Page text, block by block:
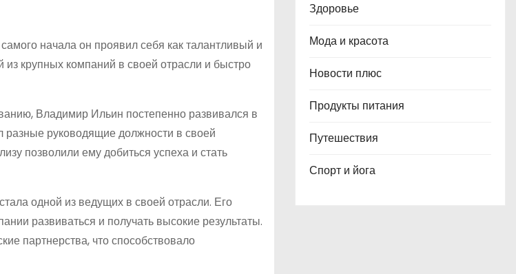
начала он проявил себя как талантливый и
крупных компаний в своей отрасли и быстро
Владимир Ильин постепенно развивался в
разные руководящие должности в своей
позволили ему добиться успеха и стать
одной из ведущих в своей отрасли. Его
развиваться и получать высокие результаты.
партнерства, что способствовало
Здоровье
Мода и красота
Новости плюс
Продукты питания
Путешествия
Спорт и йога